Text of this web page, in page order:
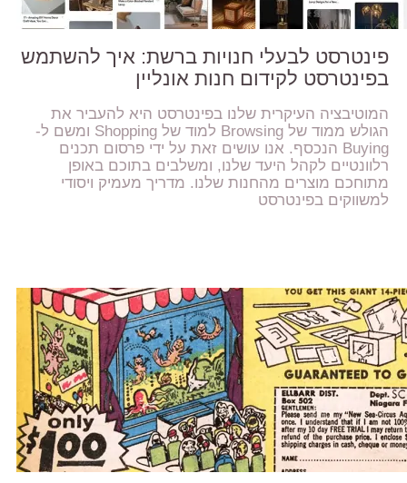
פינטרסט לבעלי חנויות ברשת: איך להשתמש
בפינטרסט לקידום חנות אונליין
המוטיבציה העיקרית שלנו בפינטרסט היא להעביר את
הגולש ממוד של Browsing למוד של Shopping ומשם ל-
Buying הנכסף. אנו עושים זאת על ידי פרסום תכנים
רלוונטיים לקהל היעד שלנו, ומשלבים בתוכם באופן
מתוחכם מוצרים מהחנות שלנו. מדריך מעמיק ויסודי
למשווקים בפינטרסט